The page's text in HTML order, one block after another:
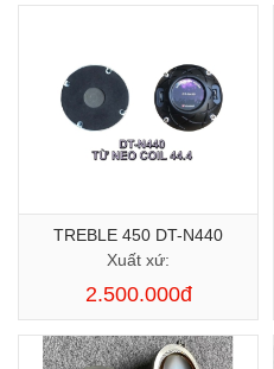
TREBLE 450 DT-N440
Xuất xứ:
2.500.000đ